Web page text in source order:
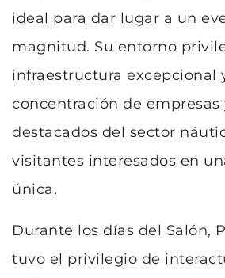
ideal para dar lugar a un
magnitud. Su entorno
infraestructura excepcional
concentración de empresas
destacados del sector
visitantes interesados en
única.
Durante los días del Salón,
tuvo el privilegio de